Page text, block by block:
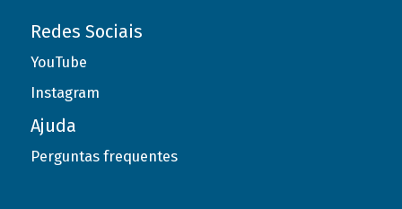
Redes Sociais
YouTube
Instagram
Ajuda
Perguntas frequentes